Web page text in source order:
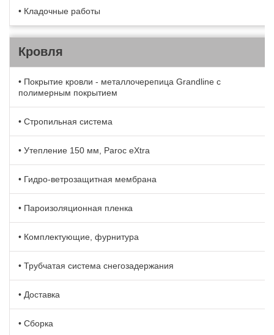
• Кладочные работы
Кровля
• Покрытие кровли - металлочерепица Grandline с
полимерным покрытием
• Стропильная система
• Утепление 150 мм, Paroc eXtra
• Гидро-ветрозащитная мембрана
• Пароизоляционная пленка
• Комплектующие, фурнитура
• Трубчатая система снегозадержания
• Доставка
• Сборка